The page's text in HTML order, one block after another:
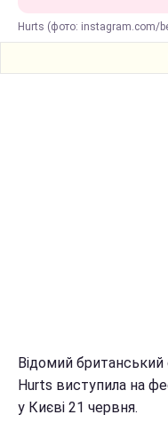
Hurts (фото: instagram.com/
Відомий британський
Hurts виступила на
у Києві 21 червня.